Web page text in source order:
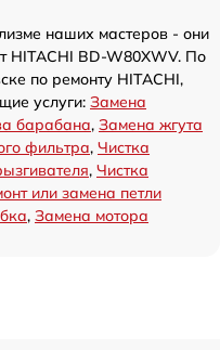
наших мастеров - они
HITACHI BD-W80XWV. По
по ремонту HITACHI,
услуги: Замена
барабана, Замена жгута
фильтра, Чистка
, Чистка
или замена петли
, Замена мотора